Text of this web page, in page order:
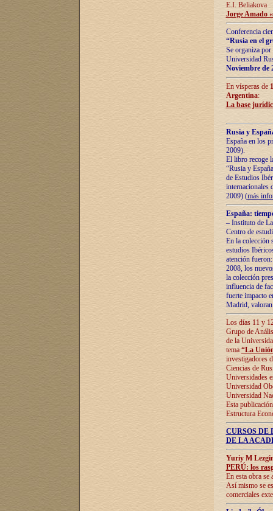
E.I. Beliakova
Jorge Amado
Conferencia
“Rusia en el
Se organiza
Universidad
Noviembre de
En vísperas de
Argentina:
La base
Rusia y
España en los
2009).
El libro recoge
“Rusia y
de Estudios
internacionales
2009) (más
España:
– Instituto de
Centro de
En la colección
estudios
atención
2008, los
la colección
influencia de
fuerte impacto
Madrid,
Los días 11 y
Grupo de
de la
tema “La
investigadores
Ciencias de
Universidades
Universidad
Universidad
Esta
Estructura
CURSOS
DE LA
Yuriy M
PERÚ: los
En esta obra se
Así mismo se
comerciales